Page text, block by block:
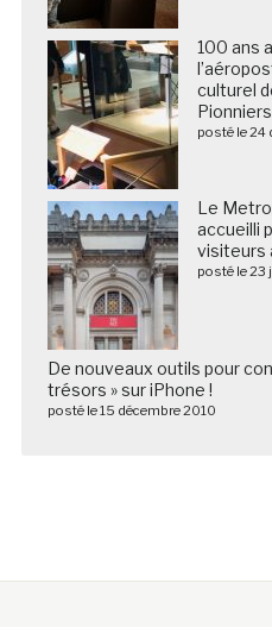
100 ans
culturel
posté le 24
Le
accueilli
visiteurs
posté le 23
De nouveaux outils pour
trésors » sur iPhone !
posté le 15 décembre 2010